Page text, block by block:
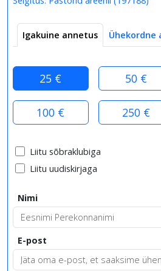
Igakuine annetus Ühekordne
25 € 50 €
100 € 250 €
Liitu sõbraklubiga
Liitu uudiskirjaga
Nimi
E-post